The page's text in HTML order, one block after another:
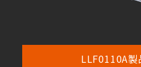
LLF0110A製